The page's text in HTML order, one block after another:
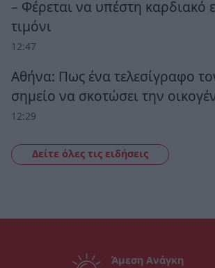
– Φέρεται να υπέστη καρδιακό
τιμόνι
12:47
Αθήνα: Πως ένα τελεσίγραφο
σημείο να σκοτώσει την
12:29
Δείτε όλες τις ειδήσεις
Άμεση Ανάγκη